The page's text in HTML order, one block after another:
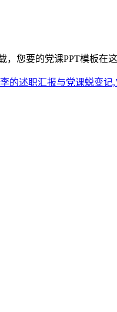
，您要的党课PPT模板在